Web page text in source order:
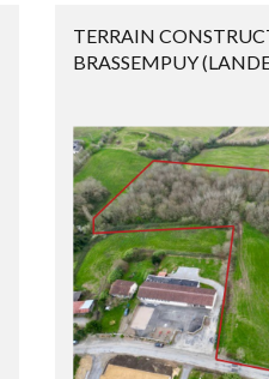
TERRAIN
BRASSEMPUY